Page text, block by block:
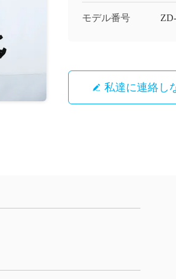
モデル番号
私達に連絡し